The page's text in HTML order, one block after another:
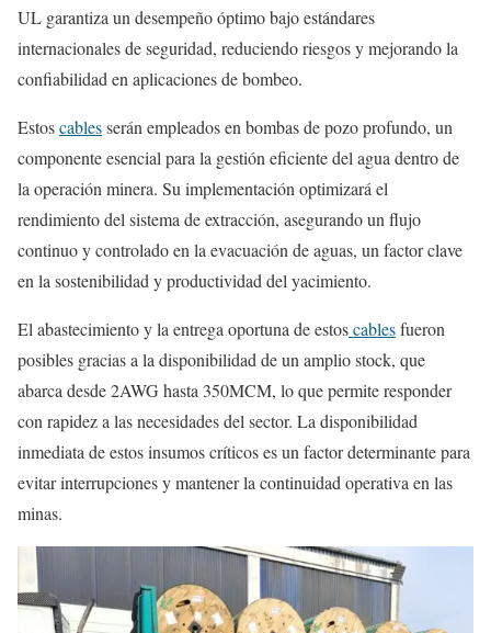
UL garantiza un desempeño óptimo bajo estándares
internacionales de seguridad, reduciendo riesgos y mejorando la
confiabilidad en aplicaciones de bombeo.
Estoscablesserán empleados en bombas de pozo profundo, un
componente esencial para la gestión eficiente del agua dentro de
la operación minera. Su implementación optimizará el
rendimiento del sistema de extracción, asegurando un flujo
continuo y controlado en la evacuación de aguas, un factor clave
en la sostenibilidad y productividad del yacimiento.
El abastecimiento y la entrega oportuna de estoscablesfueron
posibles gracias a la disponibilidad de un amplio stock, que
abarca desde 2AWG hasta 350MCM, lo que permite responder
con rapidez a las necesidades del sector. La disponibilidad
inmediata de estos insumos críticos es un factor determinante para
evitar interrupciones y mantener la continuidad operativa en las
minas.